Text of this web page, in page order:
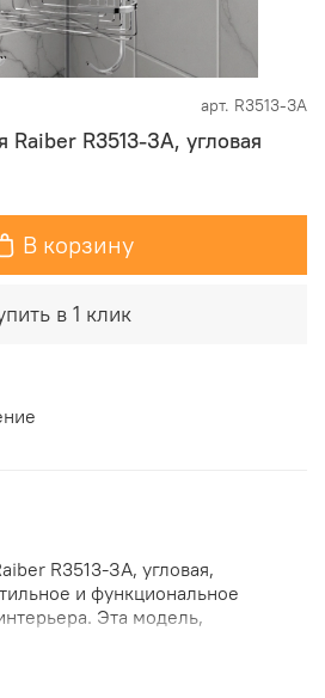
арт. R3513-ЗA
Raiber R3513-ЗA, угловая
В корзину
в 1 клик
R3513-ЗA, угловая,
и функциональное
Эта модель,
долговечность, но и